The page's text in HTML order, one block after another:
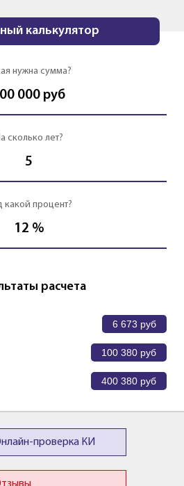
калькулятор
нужна сумма?
000 руб
сколько лет?
5
какой процент?
12 %
расчета
6 673 руб
100 380 руб
400 380 руб
проверка КИ